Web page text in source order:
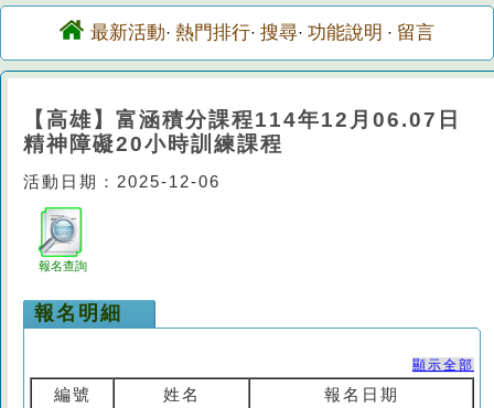
最新活動· 熱門排行· 搜尋· 功能說明 · 留言
【高雄】富涵積分課程114年12月06.07日
精神障礙20小時訓練課程
活動日期：2025-12-06
報名查詢
報名明細
顯示全部
編號 姓名 報名日期